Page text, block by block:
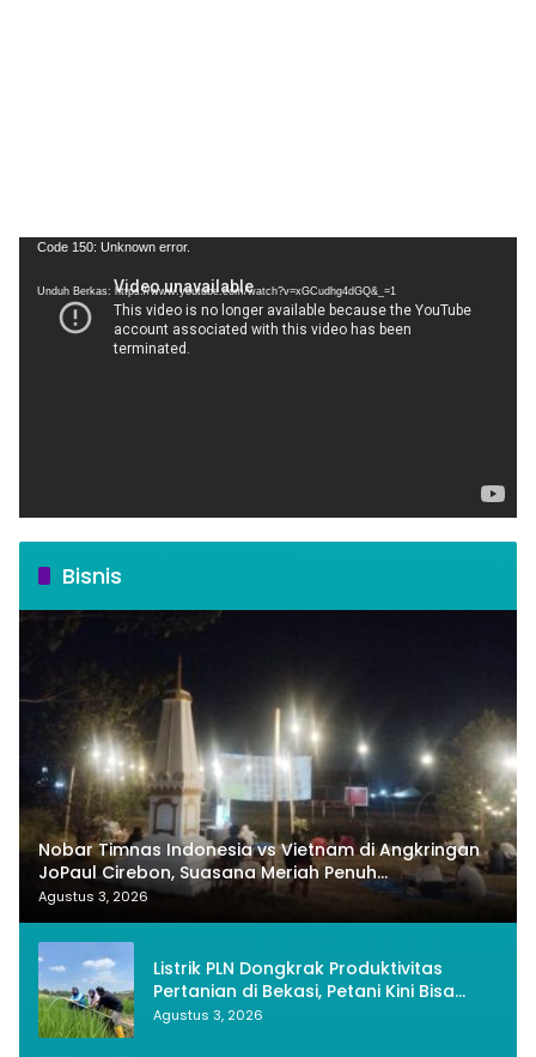
Pemutar
Code 150: Unknown error.
Unduh Berkas: https://www.youtube.com/watch?v=xGCudhg4dGQ&_=1
Bisnis
Nobar Timnas Indonesia vs Vietnam di Angkringan
JoPaul Cirebon, Suasana Meriah Penuh
Nasionalisme
Agustus 3, 2026
Listrik PLN Dongkrak Produktivitas
Pertanian di Bekasi, Petani Kini Bisa
Panen Tiga Kali Setahun
Agustus 3, 2026